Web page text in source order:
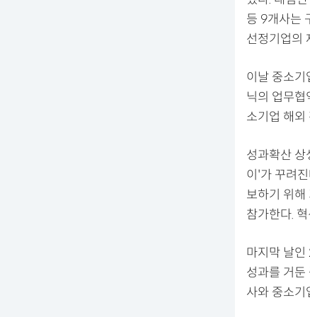
등 9개사는
선정기업의
이날 중소기
닉의 업무
소기업 해외
성과확산
이'가 꾸려
보하기 위
참가한다.
마지막 날
성과를 거둔
사와 중소